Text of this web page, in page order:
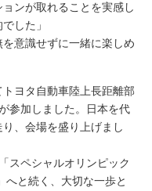
ンが取れることを実感し
した」
を意識せずに一緒に楽しめ
ヨタ自動車陸上長距離部
参加しました。日本を代
、会場を盛り上げまし
スペシャルオリンピック
へと続く、大切な一歩と